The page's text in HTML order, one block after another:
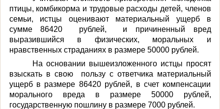
птицы, комбикорма и трудовые расходы детей, членов
семьи, истцы оценивают материальный ущерб в
сумме 86420
рублей,
и причиненный вред
выразившийся в физических, моральных и
нравственных страданиях в размере 50000 рублей.
На основании вышеизложенногоистцы просят
взыскать в свою
пользу с ответчика материальный
ущерб в размере 86420 рублей, в счет компенсации
морального вреда в размере 50000 рублей,
государственную пошлину в размере 7000 рублей.